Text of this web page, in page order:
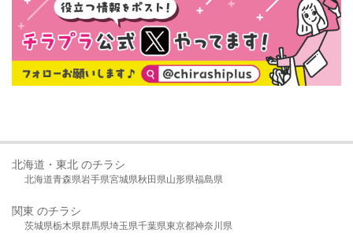
北海道・東北 のチラシ
北海道青森県岩手県宮城県秋田県山形県福島県
関東 のチラシ
茨城県栃木県群馬県埼玉県千葉県東京都神奈川県